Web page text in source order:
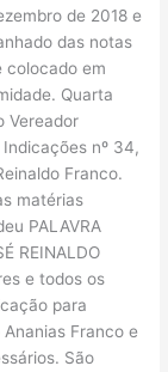
de 2018 e
das notas
colocado em
Quarta
Vereador
nº 34,
Franco.
matérias
PALAVRA
REINALDO
e todos os
para
Franco e
São